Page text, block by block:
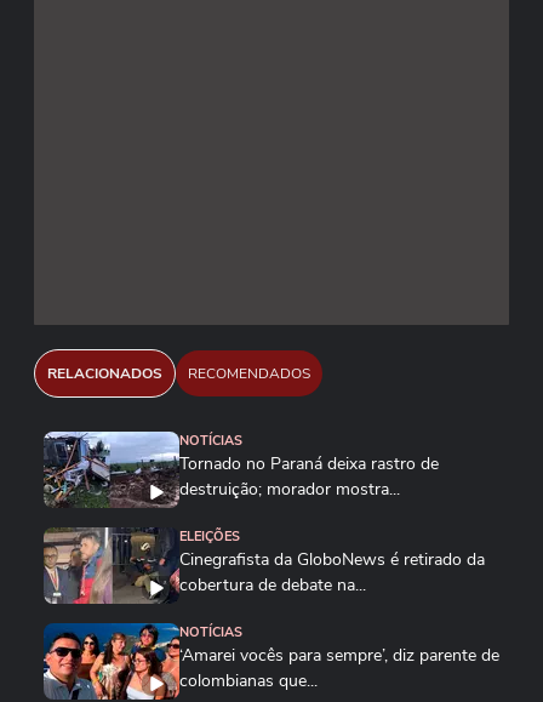
RELACIONADOS RECOMENDADOS
NOTÍCIAS
Tornado no Paraná deixa rastro de
destruição; morador mostra...
ELEIÇÕES
Cinegrafista da GloboNews é retirado da
cobertura de debate na...
NOTÍCIAS
‘Amarei vocês para sempre’, diz parente de
colombianas que...